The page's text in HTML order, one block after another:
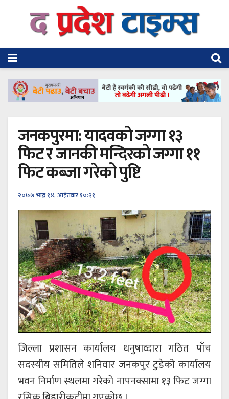
जनकपुरमा: यादवको जग्गा १३
फिट र जानकी मन्दिरको जग्गा ११
फिट कब्जा गरेको पुष्टि
२०७७ भाद्र १४, आईतवार १०:२१
जिल्ला प्रशासन कार्यालय धनुषाव्दारा गठित पाँच
सदस्यीय समितिले शनिवार जनकपुर टुडेको कार्यालय
भवन निर्माण स्थलमा गरेको नापनक्सामा १३ फिट जग्गा